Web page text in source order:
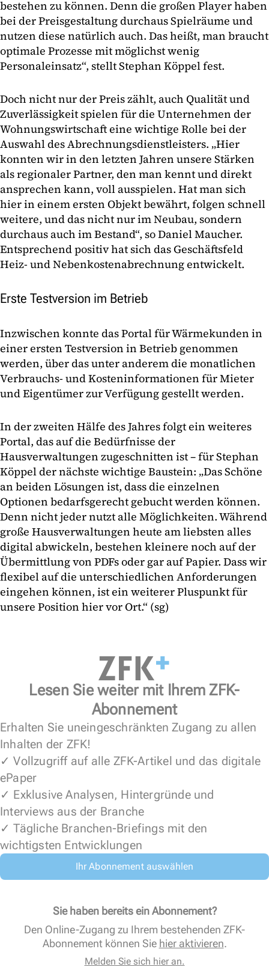
bestehen zu können. Denn die großen Player haben
bei der Preisgestaltung durchaus Spielräume und
nutzen diese natürlich auch. Das heißt, man braucht
optimale Prozesse mit möglichst wenig
Personaleinsatz“, stellt Stephan Köppel fest.
Doch nicht nur der Preis zählt, auch Qualität und
Zuverlässigkeit spielen für die Unternehmen der
Wohnungswirtschaft eine wichtige Rolle bei der
Auswahl des Abrechnungsdienstleisters. „Hier
konnten wir in den letzten Jahren unsere Stärken
als regionaler Partner, den man kennt und direkt
ansprechen kann, voll ausspielen. Hat man sich
hier in einem ersten Objekt bewährt, folgen schnell
weitere, und das nicht nur im Neubau, sondern
durchaus auch im Bestand“, so Daniel Maucher.
Entsprechend positiv hat sich das Geschäftsfeld
Heiz- und Nebenkostenabrechnung entwickelt.
Erste Testversion im Betrieb
Inzwischen konnte das Portal für Wärmekunden in
einer ersten Testversion in Betrieb genommen
werden, über das unter anderem die monatlichen
Verbrauchs- und Kosteninformationen für Mieter
und Eigentümer zur Verfügung gestellt werden.
In der zweiten Hälfe des Jahres folgt ein weiteres
Portal, das auf die Bedürfnisse der
Hausverwaltungen zugeschnitten ist – für Stephan
Köppel der nächste wichtige Baustein: „Das Schöne
an beiden Lösungen ist, dass die einzelnen
Optionen bedarfsgerecht gebucht werden können.
Denn nicht jeder nutzt alle Möglichkeiten. Während
große Hausverwaltungen heute am liebsten alles
digital abwickeln, bestehen kleinere noch auf der
Übermittlung von PDFs oder gar auf Papier. Dass wir
flexibel auf die unterschiedlichen Anforderungen
eingehen können, ist ein weiterer Pluspunkt für
unsere Position hier vor Ort.“ (sg)
Lesen Sie weiter mit Ihrem ZFK-
Abonnement
Erhalten Sie uneingeschränkten Zugang zu allen
Inhalten der ZFK!
✓ Vollzugriff auf alle ZFK-Artikel und das digitale
ePaper
✓ Exklusive Analysen, Hintergründe und
Interviews aus der Branche
✓ Tägliche Branchen-Briefings mit den
wichtigsten Entwicklungen
Ihr Abonnement auswählen
Sie haben bereits ein Abonnement?
Den Online-Zugang zu Ihrem bestehenden ZFK-
Abonnement können Sie hier aktivieren.
Melden Sie sich hier an.